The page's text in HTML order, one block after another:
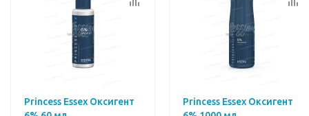
Princess Essex Оксигент
Princess Essex Оксигент